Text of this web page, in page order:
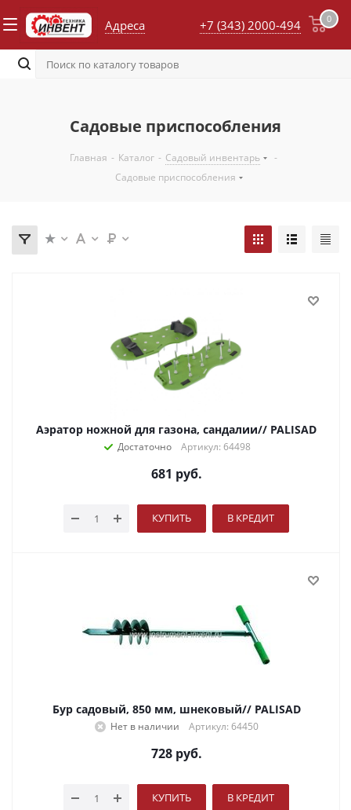
Адреса 0
+7 (343) 2000-494
Садовые приспособления
Главная - Каталог - Садовый инвентарь
-
Садовые приспособления
Аэратор ножной для газона, сандалии// PALISAD
Достаточно Артикул: 64498
681 руб.
КУПИТЬ В КРЕДИТ
Бур садовый, 850 мм, шнековый// PALISAD
Нет в наличии Артикул: 64450
728руб.
КУПИТЬ В КРЕДИТ